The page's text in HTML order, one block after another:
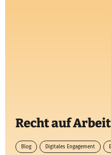
Recht auf Arbeit
Blog Digitales Engagement